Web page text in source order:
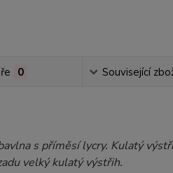
0 Související
s příměsí lycry. Kulatý
velký kulatý výstřih.